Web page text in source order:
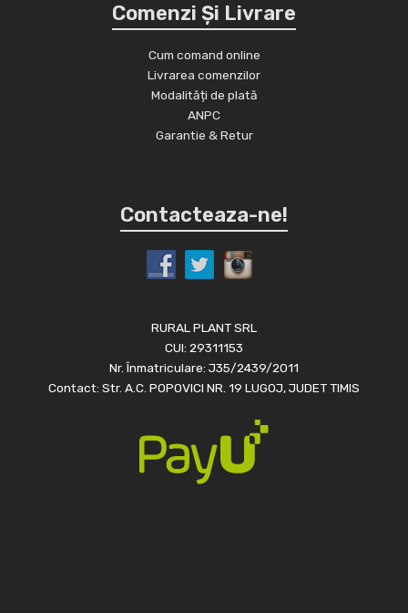
Comenzi Și Livrare
Cum comand online
Livrarea comenzilor
Modalități de plată
ANPC
Garantie & Retur
Contacteaza-ne!
RURAL PLANT SRL
CUI: 29311153
Nr. Înmatriculare: J35/2439/2011
Contact: Str. A.C. POPOVICI NR. 19 LUGOJ, JUDET TIMIS